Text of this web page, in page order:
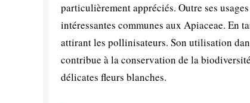
particulièrement appréciés. Outre ses
intéressantes communes aux Apiaceae. En
attirant les pollinisateurs. Son utilisation
contribue à la conservation de la
délicates fleurs blanches.